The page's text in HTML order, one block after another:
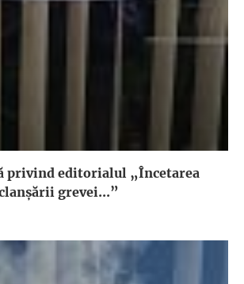
privind editorialul „Încetarea
grevei...”